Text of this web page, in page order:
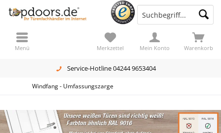
Service-Hotline 04244 9653404
Warenkorb
Merkzettel Mein Konto
Menü
Windfang - Umfassungszarge